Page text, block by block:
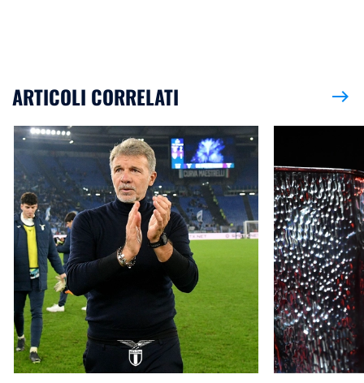
ARTICOLI CORRELATI east